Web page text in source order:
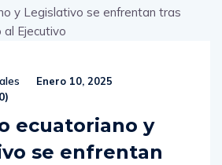
Enero 10, 2025
0)
ecuatoriano y
se enfrentan